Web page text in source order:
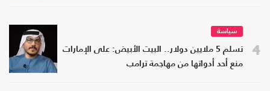
4
سياسة
تسلم 5 ملايين دولار.. البيت الأبيض: على الإمارات
منع أحد أدواتها من مهاجمة ترامب